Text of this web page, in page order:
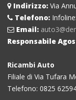
Indirizzo: Via
Telefono:
Email:
Responsabile
Ricambi Auto
Filiale di Via Tufara
Telefono: 0825